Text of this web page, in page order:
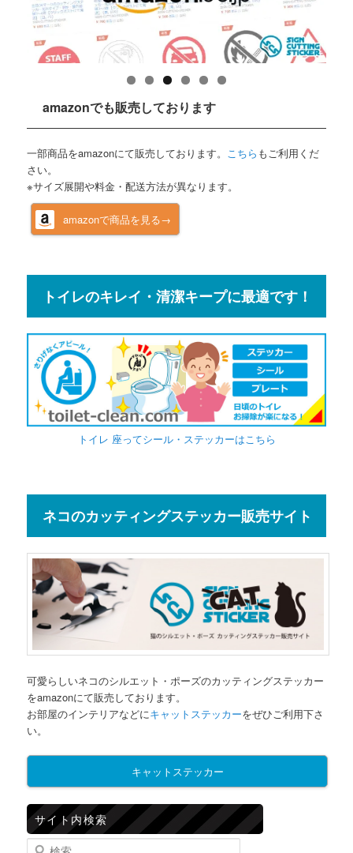
amazonでも販売しております
一部商品をamazonにて販売しております。 こちら もご利用くだ
さい。
※サイズ展開や料金・配送方法が異なります。
amazonで商品を見る→
トイレのキレイ・清潔キープに最適です！
トイレ 座ってシール・ステッカーはこちら
ネコのカッティングステッカー販売サイト
可愛らしいネコのシルエット・ポーズのカッティングステッカー
をamazonにて販売しております。
お部屋のインテリアなどにキャットステッカーをぜひご利用下さ
い。
キャットステッカー
サイト内検索
検索